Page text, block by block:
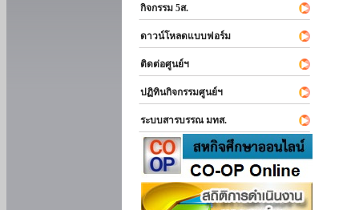
กิจกรรม 5ส.
ดาวน์โหลดแบบฟอร์ม
ติดต่อศูนย์ฯ
ปฏิทินกิจกรรมศูนย์ฯ
ระบบสารบรรณ มทส.